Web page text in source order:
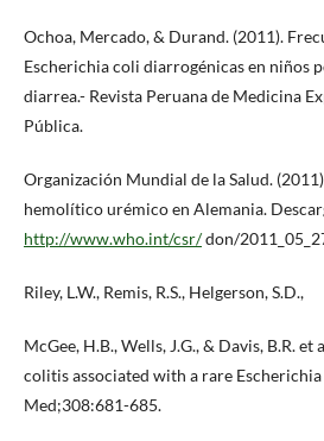
Ochoa, Mercado, & Durand. (2011).
Escherichia coli diarrogénicas en niños
diarrea.- Revista Peruana de Medicina
Pública.
Organización Mundial de la Salud.
hemolítico urémico en Alemania.
http://www.who.int/csr/don/
Riley, L.W., Remis, R.S., Helgerson, S.D.,
McGee, H.B., Wells, J.G., & Davis, B.R.
colitis associated with a rare
Med;308:681-685.